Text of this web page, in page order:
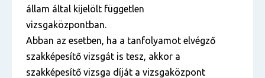
állam által kijelölt független
vizsgaközpontban.
Abban az esetben, ha a tanfolyamot elvégző
szakképesítő vizsgát is tesz, akkor a
szakképesítő vizsga díját a vizsgaközpont